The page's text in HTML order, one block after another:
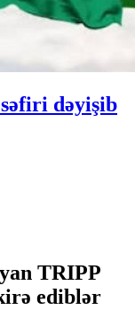
dəyişib
TRIPP
ediblər